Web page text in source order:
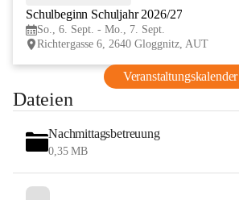
Schulbeginn Schuljahr 2026/27
So., 6. Sept. - Mo., 7. Sept.
Richtergasse 6, 2640 Gloggnitz, AUT
Veranstaltungskalender
Dateien
Nachmittagsbetreuung
0,35 MB